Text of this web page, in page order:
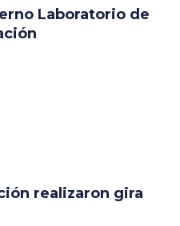
Laboratorio de
realizaron gira